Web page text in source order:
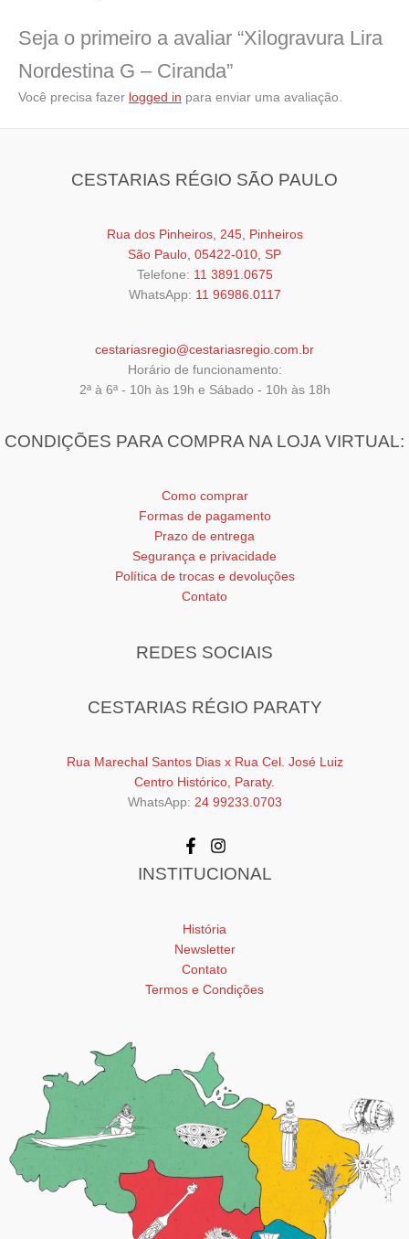
Seja o primeiro a avaliar “Xilogravura Lira
Nordestina G – Ciranda”
Você precisa fazer logged in para enviar uma avaliação.
CESTARIAS RÉGIO SÃO PAULO
Rua dos Pinheiros, 245, Pinheiros
São Paulo, 05422-010, SP
Telefone: 11 3891.0675
WhatsApp: 11 96986.0117
cestariasregio@cestariasregio.com.br
Horário de funcionamento:
2ª à 6ª - 10h às 19h e Sábado - 10h às 18h
CONDIÇÕES PARA COMPRA NA LOJA VIRTUAL:
Como comprar
Formas de pagamento
Prazo de entrega
Segurança e privacidade
Política de trocas e devoluções
Contato
REDES SOCIAIS
CESTARIAS RÉGIO PARATY
Rua Marechal Santos Dias x Rua Cel. José Luiz
Centro Histórico, Paraty.
WhatsApp: 24 99233.0703
INSTITUCIONAL
História
Newsletter
Contato
Termos e Condições